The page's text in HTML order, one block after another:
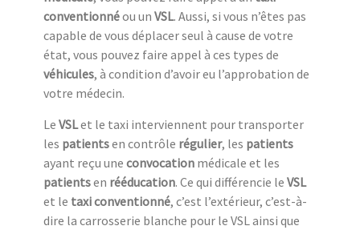
conventionnéou un VSL. Aussi, si vous n’êtes pas
capable de vous déplacer seul à cause de votre
état, vous pouvez faire appel à ces types de
véhicules, à condition d’avoir eu l’approbation de
votre médecin.
Le VSLet le taxi interviennent pour transporter
les patientsen contrôle régulier, les patients
ayant reçu une convocation médicale et les
patientsen rééducation. Ce qui différencie le VSL
et le taxi conventionné, c’est l’extérieur, c’est-à-
dire la carrosserie blanche pour le VSL ainsi que